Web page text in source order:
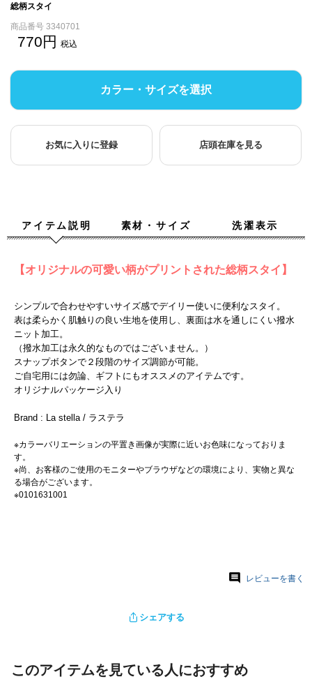
総柄スタイ
商品番号 3340701
770 税込
カラー・サイズを選択
お気に入りに登録 店頭在庫を見る
アイテム説明 素材・サイズ 洗濯表示
【オリジナルの可愛い柄がプリントされた総柄スタイ】
シンプルで合わせやすいサイズ感でデイリー使いに便利なスタイ。
表は柔らかく肌触りの良い生地を使用し、裏面は水を通しにくい撥水
ニット加工。
（撥水加工は永久的なものではございません。）
スナップボタンで２段階のサイズ調節が可能。
ご自宅用には勿論、ギフトにもオススメのアイテムです。
オリジナルパッケージ入り
Brand : La stella / ラステラ
※カラーバリエーションの平置き画像が実際に近いお色味になっておりま
す。
※尚、お客様のご使用のモニターやブラウザなどの環境により、実物と異な
る場合がございます。
※0101631001
レビューを書く
シェアする
このアイテムを見ている人におすすめ